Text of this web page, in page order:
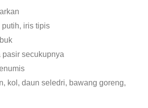
iris tipis
pasir secukupnya
kol, daun seledri, bawang goreng,